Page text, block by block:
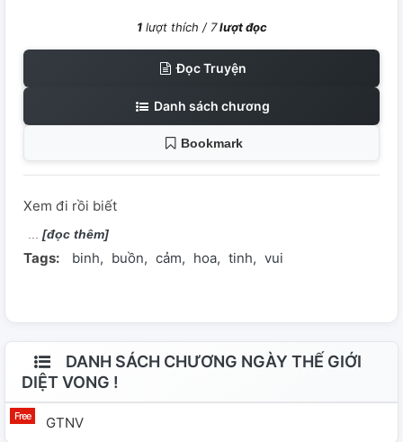
1lượt thích / 7lượt đọc
Đọc Truyện
Danh sách chương
Bookmark
Xem đi rồi biết
[đọc thêm]
Tags: binh buồn cảm hoa tinh vui
DANH SÁCH CHƯƠNG NGÀY THẾ GIỚI
DIỆT VONG !
GTNV